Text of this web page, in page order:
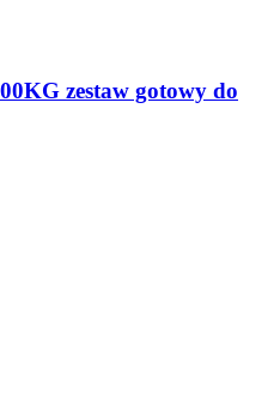
zestaw gotowy do